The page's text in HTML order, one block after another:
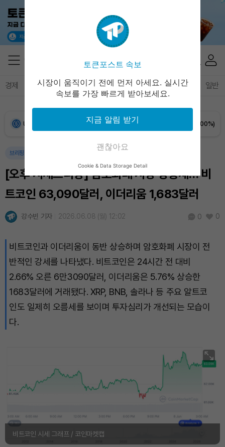
경제 마켓 정책 정치 인사이트 브리핑 속보 일반
Bitcoin (BTC) (+0.97%)
₩831,725
USDC (USDC) (0.00%)
XRP (XRP)
Solana (SOL) ₩103,774(+1.51%)
TRON (TRX) ₩461.3 (+0.29%)
Dogecoin (DOGE) ₩98.29(+0.80%)
Bitcoin (BTC) ₩ 91,386,857(+0.97%)
브리핑
[오후 시세브리핑] 암호화폐 시장 상승세… 비
트코인 63,090달러, 이더리움 1,683달러
강수빈 기자 2026.06.08 (월) 12:02 0 0
비트코인과 이더리움이 동반 상승하며 암호화폐 시장이 전
반적인 강세를 나타냈다. 비트코인은 24시간 전 대비
2.66% 오른 6만3090달러, 이더리움은 5.76% 상승한
1683달러에 거래됐다. XRP, BNB, 솔라나 등 주요 알트코
인도 일제히 오름세를 보이며 투자심리가 개선되는 모습이
다.
비트코인 시세 그래프 / 코인마켓캡
토큰포스트 속보
시장이 움직이기 전에 먼저 아세요. 실시간
속보를 가장 빠르게 받아보세요.
지금 알림 받기
괜찮아요
Cookie & Data Storage Detail